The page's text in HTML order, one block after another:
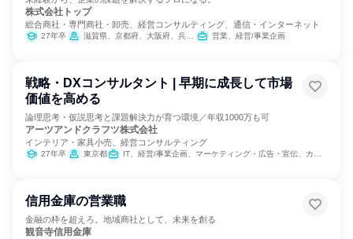
株式会社トップ
総合商社・専門商社・卸売、経営コンサルティング、通信・インターネット
27年卒 滋賀県、京都府、大阪府、兵庫県 営業、経営/事業企画
戦略・DXコンサルタント | 早期に成長して市場
価値を高める
論理思考・仮説思考と課題解決力が育つ環境／年収1000万も可
アーツアンドクラフツ株式会社
インテリア・家具小売、経営コンサルティング
27年卒 東京都 IT、経営/事業企画、マーケティング・広告・宣伝、カスタマーサクセス
信用金庫の営業職
金融の枠を超えろ。地域商社として、未来を創る
観音寺信用金庫